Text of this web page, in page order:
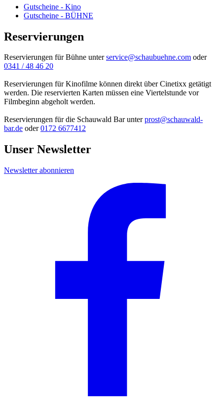
Gutscheine - Kino
Gutscheine - BÜHNE
Reservierungen
Reservierungen für Bühne unterservice@schaubuehne.com oder
0341 / 48 46 20
Reservierungen für Kinofilme können direkt über Cinetixx getätigt
werden. Die reservierten Karten müssen eine Viertelstunde vor
Filmbeginn abgeholt werden.
Reservierungen für die Schauwald Bar unterprost@schauwald-
bar.de oder0172 6677412
Unser Newsletter
Newsletter abonnieren